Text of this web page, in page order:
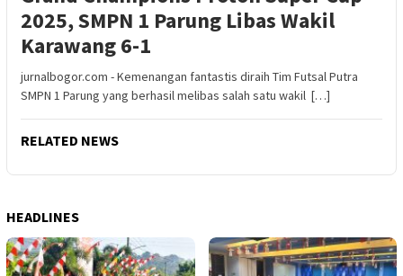
2025, SMPN 1 Parung Libas Wakil
Karawang 6-1
jurnalbogor.com - Kemenangan fantastis diraih Tim Futsal Putra
SMPN 1 Parung yang berhasil melibas salah satu wakil […]
RELATED NEWS
HEADLINES